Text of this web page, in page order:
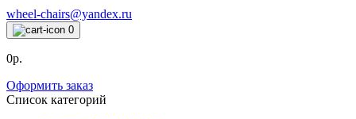
wheel-chairs@yandex.ru
0
0р.
Оформить заказ
Список категорий